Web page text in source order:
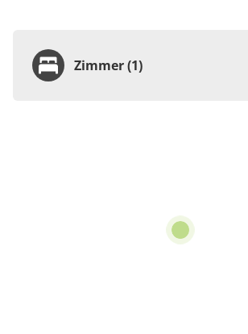
Zimmer (1)
Schlafraum
pro Einheit/Nacht